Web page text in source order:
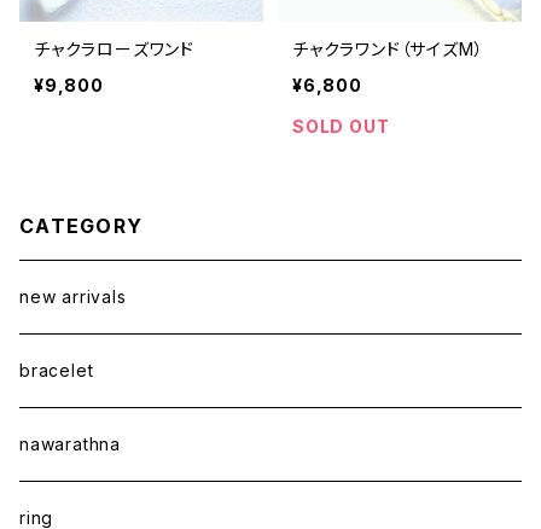
チャクラローズワンド
¥9,800
チャクラワンド（サイズM）
¥6,800
SOLD OUT
CATEGORY
new arrivals
bracelet
nawarathna
ring